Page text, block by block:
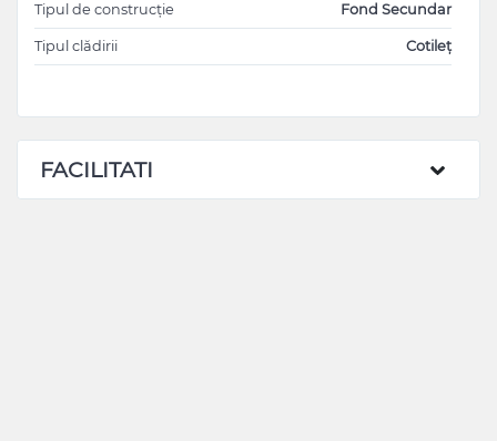
Tipul de construcție Fond Secundar
Tipul clădirii Cotileț
FACILITATI